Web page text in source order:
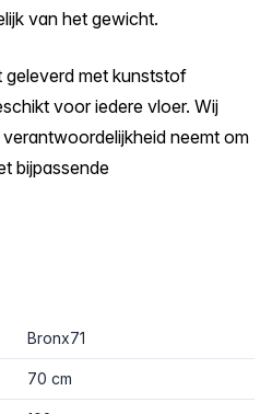
van het gewicht.
met kunststof
voor iedere vloer. Wij
neemt om
bijpassende
Bronx71
70 cm